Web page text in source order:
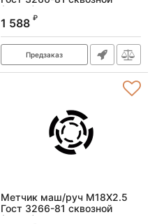
(Р6М5)
Артикул:
1 588 ₽
Предзаказ
Метчик маш/руч M18X2.5
Гост 3266-81 сквозной
(Р6М5)